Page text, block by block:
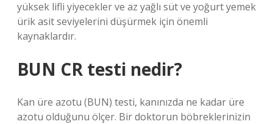
yüksek lifli yiyecekler ve az yağlı süt ve yoğurt yemek
ürik asit seviyelerini düşürmek için önemli
kaynaklardır.
BUN CR testi nedir?
Kan üre azotu (BUN) testi, kanınızda ne kadar üre
azotu olduğunu ölçer. Bir doktorun böbreklerinizin